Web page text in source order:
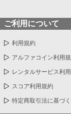
ご利用について
利用規約
アルファコイン利用
レンタルサービス利
スコア利用規約
特定商取引法に基づ